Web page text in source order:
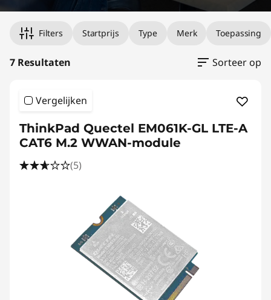
t
Filters Startprijs Type Merk Toepassing
7 Resultaten Sorteer op
Vergelijken
ThinkPad Quectel EM061K-GL LTE-A
CAT6 M.2 WWAN-module
(5)